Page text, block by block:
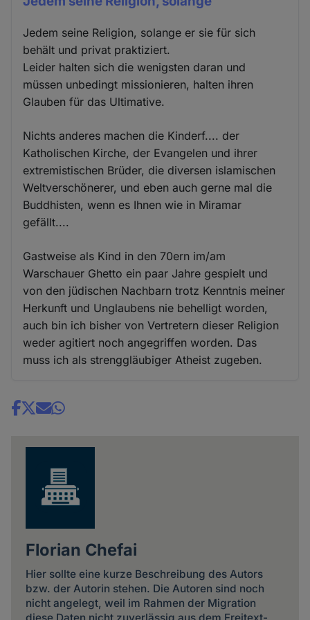
Jedem seine Religion, solange er sie für sich
behält und privat praktiziert.
Leider halten sich die wenigsten daran und
müssen unbedingt missionieren, halten ihren
Glauben für das Ultimative.
Nichts anderes machen die Kinderf.... der
Katholischen Kirche, der Evangelen und ihrer
extremistischen Brüder, die diversen islamischen
Weltverschönerer, und eben auch gerne mal die
Buddhisten, wenn es Ihnen wie in Miramar
gefällt....
Gastweise als Kind in den 70ern im/am
Warschauer Ghetto ein paar Jahre gespielt und
von den jüdischen Nachbarn trotz Kenntnis meiner
Herkunft und Unglaubens nie behelligt worden,
auch bin ich bisher von Vertretern dieser Religion
weder agitiert noch angegriffen worden. Das
muss ich als strenggläubiger Atheist zugeben.
Share
Florian Chefai
Hier sollte eine kurze Beschreibung des Autors
bzw. der Autorin stehen. Die Autoren sind noch
nicht angelegt, weil im Rahmen der Migration